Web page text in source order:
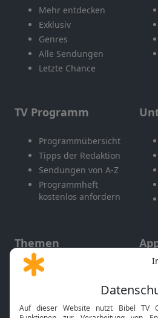
Mehr entdecken
Exklusiv
Genres
Alle Sendungen
Letzte Chance
TV Programm
Programmübersicht
Tipps der Redaktion
Sendungen von A-Z
Programmheft
kostenlos anfordern
Themen
Gott und Bibel erklärt
Neuigkeiten